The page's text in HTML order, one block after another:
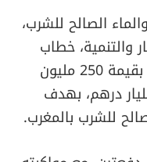
الصالح للشرب،
والتنمية، خطاب
نوايا لإرساء برنامج تمويل جديد بقيمة 250 مليون
أي ما يعادل حوالي 2,8 مليار درهم، بهدف
للشرب بالمغرب.